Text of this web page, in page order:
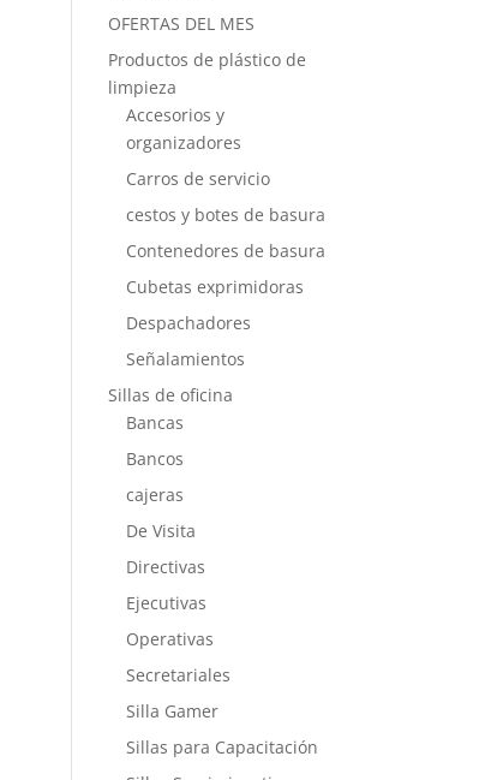
OFERTAS DEL MES
Productos de plástico de
limpieza
Accesorios y
organizadores
Carros de servicio
cestos y botes de basura
Contenedores de basura
Cubetas exprimidoras
Despachadores
Señalamientos
Sillas de oficina
Bancas
Bancos
cajeras
De Visita
Directivas
Ejecutivas
Operativas
Secretariales
Silla Gamer
Sillas para Capacitación